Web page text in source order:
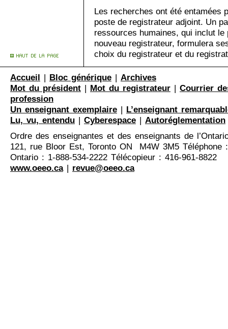
Les recherches ont été entamées
poste de registrateur adjoint. Un
ressources humaines, qui inclut
nouveau registrateur, formulera
choix du registrateur et du
Accueil | Bloc générique | Archives
Mot du président | Mot du registrateur | Courrier
profession
Un enseignant exemplaire | L’enseignant
Lu, vu, entendu | Cyberespace | Autoréglementation
Ordre des enseignantes et des enseignants de
121, rue Bloor Est, Toronto ON M4W 3M5 Téléphone
Ontario : 1-888-534-2222 Télécopieur : 416-961-8822
www.oeeo.ca| revue@oeeo.ca